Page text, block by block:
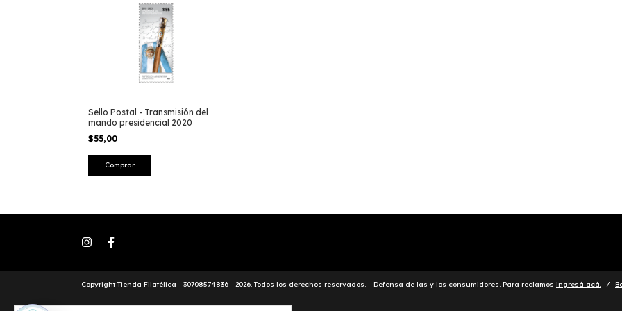
Sello Postal - Transmisión del
mando presidencial 2020
$55,00
Comprar
Copyright Tienda Filatélica - 30708574836 - 2026. Todos los derechos reservados. Defensa de las y los consumidores. Para reclamos ingresá acá. /